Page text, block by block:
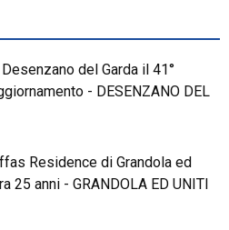
del Garda il 41°
- DESENZANO DEL
Residence di Grandola ed
25 anni - GRANDOLA ED UNITI